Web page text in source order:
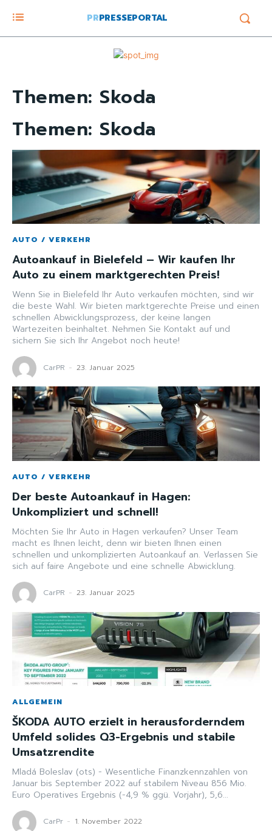
PRPRESSEPORTAL
Themen: Skoda
Themen: Skoda
AUTO / VERKEHR
Autoankauf in Bielefeld – Wir kaufen Ihr
Auto zu einem marktgerechten Preis!
Wenn Sie in Bielefeld Ihr Auto verkaufen möchten, sind wir
die beste Wahl. Wir bieten marktgerechte Preise und einen
schnellen Abwicklungsprozess, der keine langen
Wartezeiten beinhaltet. Nehmen Sie Kontakt auf und
sichern Sie sich Ihr Angebot noch heute!
CarPR - 23. Januar 2025
AUTO / VERKEHR
Der beste Autoankauf in Hagen:
Unkompliziert und schnell!
Möchten Sie Ihr Auto in Hagen verkaufen? Unser Team
macht es Ihnen leicht, denn wir bieten Ihnen einen
schnellen und unkomplizierten Autoankauf an. Verlassen Sie
sich auf faire Angebote und eine schnelle Abwicklung.
CarPR - 23. Januar 2025
ALLGEMEIN
ŠKODA AUTO erzielt in herausforderndem
Umfeld solides Q3-Ergebnis und stabile
Umsatzrendite
Mladá Boleslav (ots) - Wesentliche Finanzkennzahlen von
Januar bis September 2022 auf stabilem Niveau 856 Mio.
Euro Operatives Ergebnis (-4,9 % ggü. Vorjahr), 5,6...
CarPr - 1. November 2022